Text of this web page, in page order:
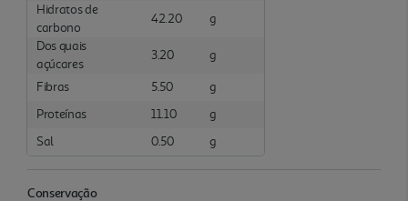
Hidratos de
carbono
42.20
g
Dos quais
açúcares
3.20 g
Fibras 5.50
g
Proteínas
11.10
g
Sal
0.50 g
Conservação